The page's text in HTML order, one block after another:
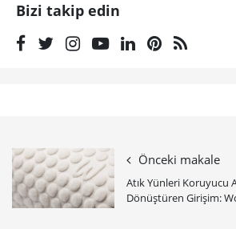
Bizi takip edin
Önceki makale
Atık Yünleri Koruyucu
Dönüştüren Girişim: